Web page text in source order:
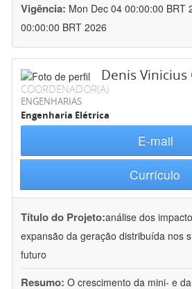
Vigência: Mon Dec 04 00:00:00 BRT
00:00:00 BRT 2026
Denis Vinicius
COORDENADOR(A)
ENGENHARIAS
Engenharia Elétrica
E-mail
Currículo
Título do Projeto:análise dos
expansão da geração distribuída nos
futuro
Resumo: O crescimento da mini- e